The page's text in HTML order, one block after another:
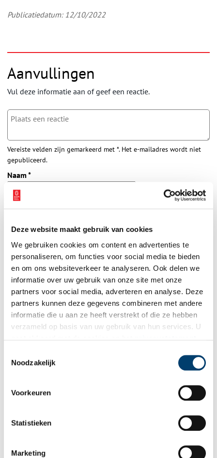
Deze website maakt gebruik van cookies
We gebruiken cookies om content en advertenties te
personaliseren, om functies voor social media te bieden
en om ons websiteverkeer te analyseren. Ook delen we
informatie over uw gebruik van onze site met onze
partners voor social media, adverteren en analyse. Deze
partners kunnen deze gegevens combineren met andere
informatie die u aan ze heeft verstrekt of die ze hebben
verzameld op basis van uw gebruik van hun services. U
Noodzakelijk
Voorkeuren
Statistieken
Marketing
Publicatiedatum: 12/10/2022
Aanvullingen
Vul deze informatie aan of geef een reactie.
Vereiste velden zijn gemarkeerd met *. Het e-mailadres wordt niet
gepubliceerd.
Naam*
E-mail*
Vink dit aan als u op de hoogte gehouden wil worden.
Bekijk meer video's